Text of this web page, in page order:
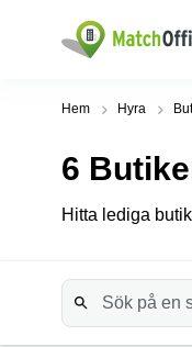
Hem Hyra
6
Hitta lediga